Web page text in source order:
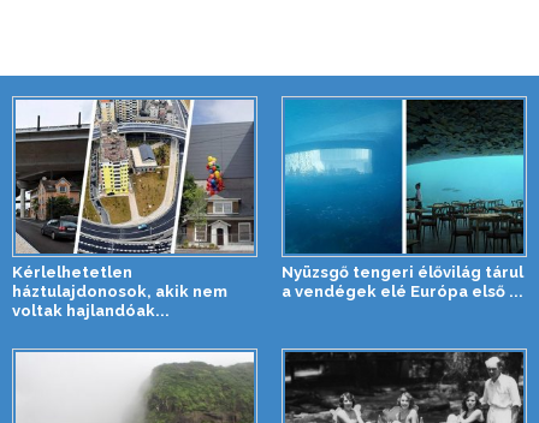
Kérlelhetetlen
háztulajdonosok, akik nem
voltak hajlandóak...
Nyüzsgő tengeri élővilág tárul
a vendégek elé Európa első ...